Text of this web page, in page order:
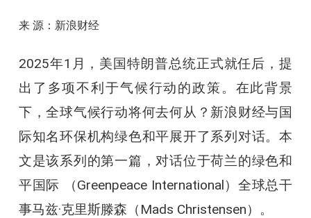
来 源：新浪财经
2025年1月，美国特朗普总统正式就任后，提
出了多项不利于气候行动的政策。在此背景
下，全球气候行动将何去何从？新浪财经与国
际知名环保机构绿色和平展开了系列对话。本
文是该系列的第一篇，对话位于荷兰的绿色和
平国际 （Greenpeace International）全球总干
事马兹·克里斯滕森（Mads Christensen）。